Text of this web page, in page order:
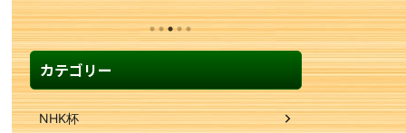
カテゴリー
NHK杯